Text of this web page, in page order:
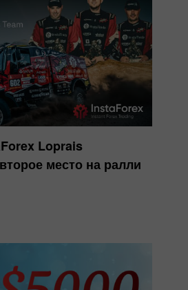
Loprais
место на ралли